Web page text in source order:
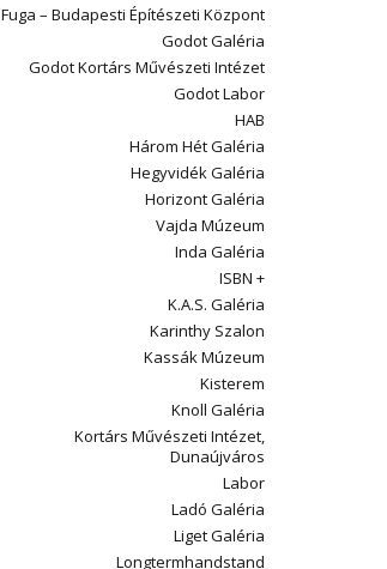
Fuga – Budapesti Építészeti Központ
Godot Galéria
Godot Kortárs Művészeti Intézet
Godot Labor
HAB
Három Hét Galéria
Hegyvidék Galéria
Horizont Galéria
Vajda Múzeum
Inda Galéria
ISBN +
K.A.S. Galéria
Karinthy Szalon
Kassák Múzeum
Kisterem
Knoll Galéria
Kortárs Művészeti Intézet,
Dunaújváros
Labor
Ladó Galéria
Liget Galéria
Longtermhandstand